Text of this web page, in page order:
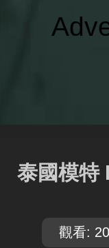
泰國模特
觀看: